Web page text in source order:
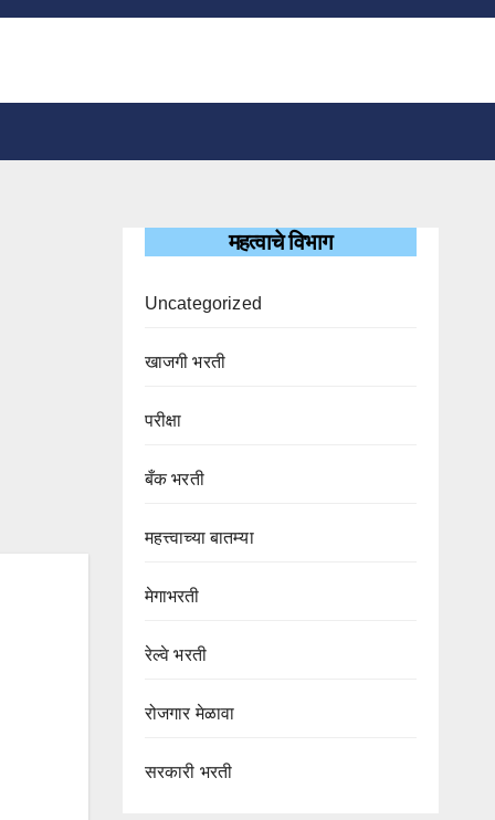
महत्वाचे विभाग
Uncategorized
खाजगी भरती
परीक्षा
बँक भरती
महत्त्वाच्या बातम्या
मेगाभरती
रेल्वे भरती
रोजगार मेळावा
सरकारी भरती